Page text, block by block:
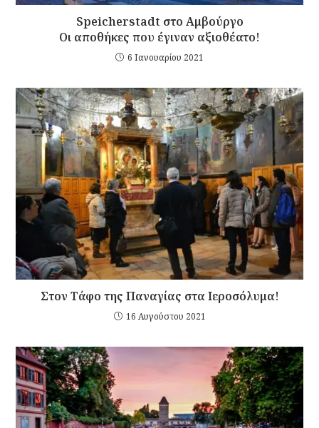
Speicherstadt στο Αμβούργο
Οι αποθήκες που έγιναν αξιοθέατο!
6 Ιανουαρίου 2021
Στον Τάφο της Παναγίας στα Ιεροσόλυμα!
16 Αυγούστου 2021